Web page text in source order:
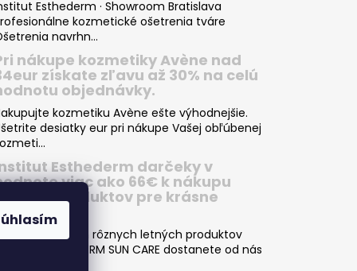
Esthederm · Showroom Bratislava
kozmetické ošetrenia tváre
navrhn...
nákupe kozmetiky Avène nad
získate zľavu až 30% na celú
objednávky.
kozmetiku Avène ešte výhodnejšie.
desiatky eur pri nákupe Vašej obľúbenej
Esthederm darčeky v
viac ako 66€ k nákupu
produktov pre krásne
nákupe dvoch rôznych letných produktov
ESTHEDERM SUN CARE dostanete od nás